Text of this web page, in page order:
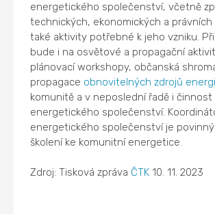
energetického společenství, včetně
technických, ekonomických a právních
také aktivity potřebné k jeho vzniku.
bude i na osvětové a propagační
plánovací workshopy, občanská
propagace obnovitelných zdrojů
komunitě a v neposlední řadě i
energetického společenství.
energetického společenství je
školení ke komunitní energetice.
Zdroj: Tisková zpráva ČTK 10. 11. 2023